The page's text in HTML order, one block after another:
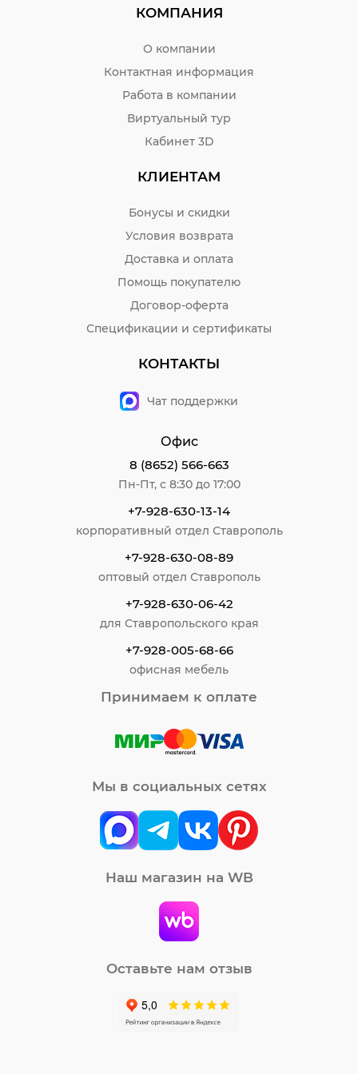
КОМПАНИЯ
О компании
Контактная информация
Работа в компании
Виртуальный тур
Кабинет 3D
КЛИЕНТАМ
Бонусы и скидки
Условия возврата
Доставка и оплата
Помощь покупателю
Договор-оферта
Спецификации и сертификаты
КОНТАКТЫ
Чат поддержки
Офис
8 (8652) 566-663
Пн-Пт, с 8:30 до 17:00
+7-928-630-13-14
корпоративный отдел Ставрополь
+7-928-630-08-89
оптовый отдел Ставрополь
+7-928-630-06-42
для Ставропольского края
+7-928-005-68-66
офисная мебель
Принимаем к оплате
Мы в социальных сетях
Наш магазин на WB
Оставьте нам отзыв